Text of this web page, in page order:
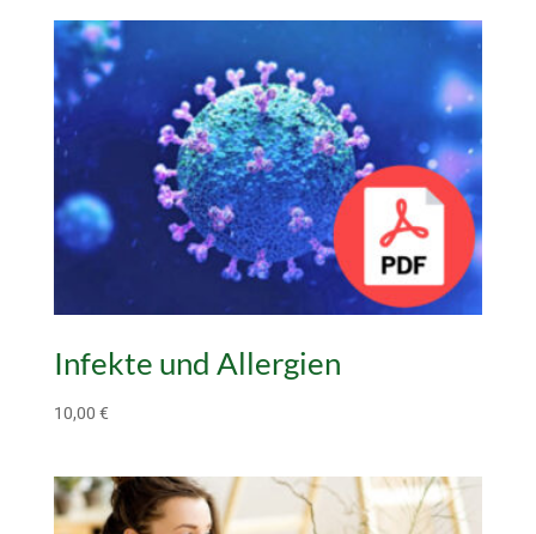
Infekte und Allergien
10,00 €